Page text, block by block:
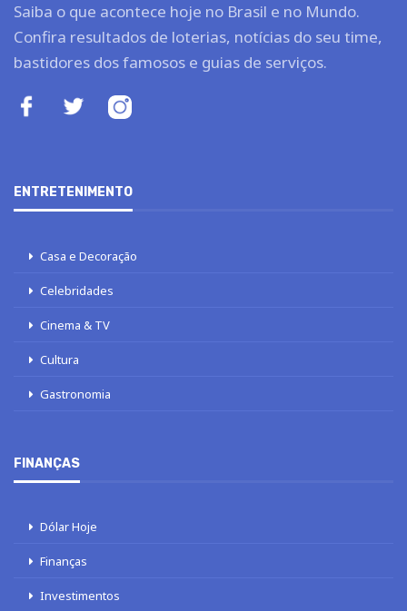
Saiba o que acontece hoje no Brasil e no Mundo.
Confira resultados de loterias, notícias do seu time,
bastidores dos famosos e guias de serviços.
ENTRETENIMENTO
Casa e Decoração
Celebridades
Cinema & TV
Cultura
Gastronomia
FINANÇAS
Dólar Hoje
Finanças
Investimentos